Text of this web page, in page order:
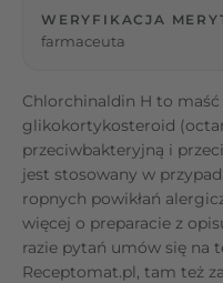
WERYFIKACJA
farmaceuta
Chlorchinaldin H to maść
glikokortykosteroid
przeciwbakteryjną i
jest stosowany w
ropnych powikłań
więcej o preparacie z
razie pytań umów się na
Receptomat.pl, tam też